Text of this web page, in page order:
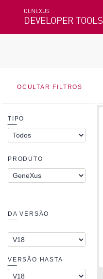
GENEXUS
DEVELOPER TOOLS